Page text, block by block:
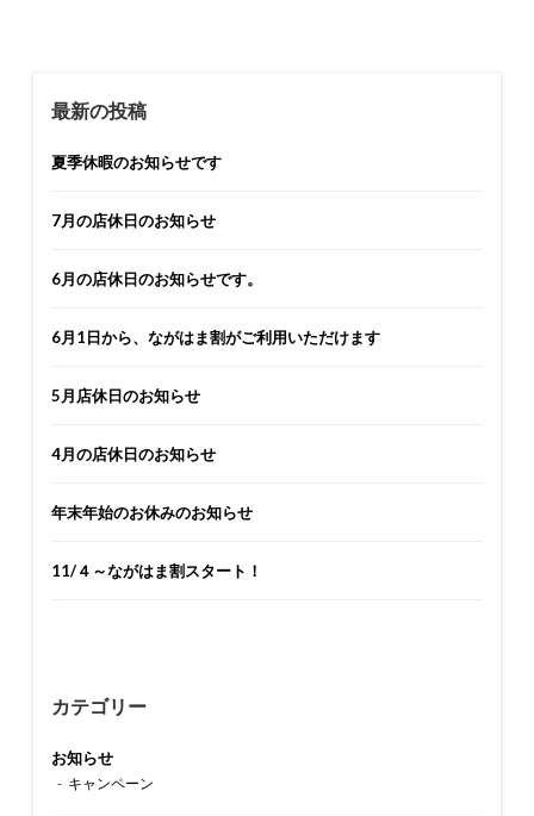
最新の投稿
夏季休暇のお知らせです
7月の店休日のお知らせ
6月の店休日のお知らせです。
6月1日から、ながはま割がご利用いただけます
5月店休日のお知らせ
4月の店休日のお知らせ
年末年始のお休みのお知らせ
11/４～ながはま割スタート！
カテゴリー
お知らせ
キャンペーン